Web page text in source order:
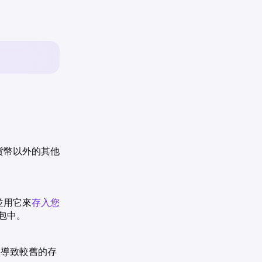
幣以外的其他
用它來存入您
。
致較舊的存